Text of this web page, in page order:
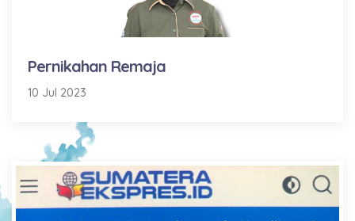
Pernikahan Remaja
10 Jul 2023